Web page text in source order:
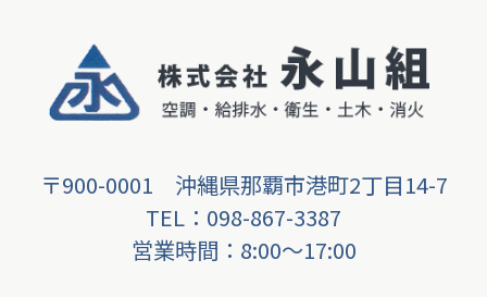
〒900-0001 沖縄県那覇市港町2丁目14-7
TEL：098-867-3387
営業時間：8:00〜17:00